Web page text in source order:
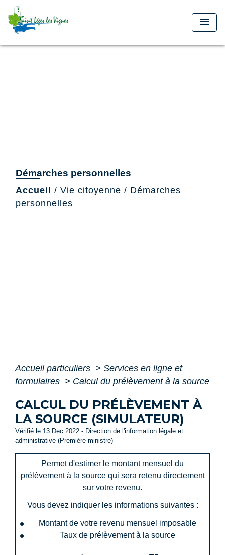
menu
Démarches personnelles
Accueil / Vie citoyenne / Démarches
personnelles
Accueil particuliers > Services en ligne et
formulaires > Calcul du prélèvement à la source
CALCUL DU PRÉLÈVEMENT À
LA SOURCE (SIMULATEUR)
Vérifié le 13 Dec 2022 - Direction de l'information légale et
administrative (Première ministre)
Permet d'estimer le montant mensuel du
prélèvement à la source qui sera retenu directement
sur votre revenu.
Vous devez indiquer les informations suivantes :
Montant de votre revenu mensuel imposable
Taux de prélèvement à la source